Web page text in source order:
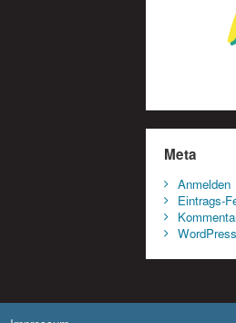
Meta
Anmelden
Eintrags-